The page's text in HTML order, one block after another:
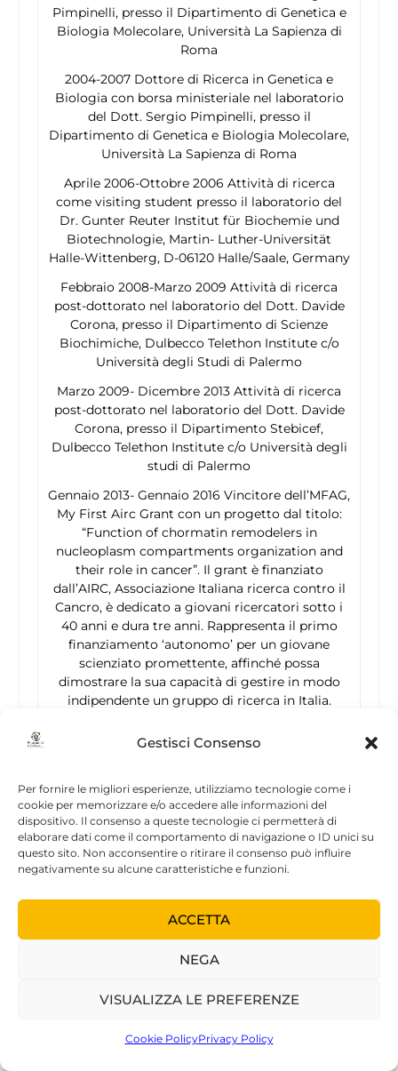
Gestisci Consenso
Per fornire le migliori esperienze, utilizziamo tecnologie come i
cookie per memorizzare e/o accedere alle informazioni del
dispositivo. Il consenso a queste tecnologie ci permetterà di
elaborare dati come il comportamento di navigazione o ID unici su
questo sito. Non acconsentire o ritirare il consenso può influire
negativamente su alcune caratteristiche e funzioni.
ACCETTA
NEGA
VISUALIZZA LE PREFERENZE
Cookie PolicyPrivacy Policy
Pimpinelli, presso il Dipartimento di Genetica e
Biologia Molecolare, Università La Sapienza di
Roma
2004-2007 Dottore di Ricerca in Genetica e
Biologia con borsa ministeriale nel laboratorio
del Dott. Sergio Pimpinelli, presso il
Dipartimento di Genetica e Biologia Molecolare,
Università La Sapienza di Roma
Aprile 2006-Ottobre 2006 Attività di ricerca
come visiting student presso il laboratorio del
Dr. Gunter Reuter Institut für Biochemie und
Biotechnologie, Martin- Luther-Universität
Halle-Wittenberg, D-06120 Halle/Saale, Germany
Febbraio 2008-Marzo 2009 Attività di ricerca
post-dottorato nel laboratorio del Dott. Davide
Corona, presso il Dipartimento di Scienze
Biochimiche, Dulbecco Telethon Institute c/o
Università degli Studi di Palermo
Marzo 2009- Dicembre 2013 Attività di ricerca
post-dottorato nel laboratorio del Dott. Davide
Corona, presso il Dipartimento Stebicef,
Dulbecco Telethon Institute c/o Università degli
studi di Palermo
Gennaio 2013- Gennaio 2016 Vincitore dell’MFAG,
My First Airc Grant con un progetto dal titolo:
“Function of chormatin remodelers in
nucleoplasm compartments organization and
their role in cancer”. Il grant è finanziato
dall’AIRC, Associazione Italiana ricerca contro il
Cancro, è dedicato a giovani ricercatori sotto i
40 anni e dura tre anni. Rappresenta il primo
finanziamento ‘autonomo’ per un giovane
scienziato promettente, affinché possa
dimostrare la sua capacità di gestire in modo
indipendente un gruppo di ricerca in Italia.
Pubblicazioni:
Frank Hortig, Maria Cristina Onorati & Gunter
Reuter (2009) “Retrotransposon silencing and
telomere integrity in somatic cells of
Drosophila depends on the cytosine-5
methyltransferase DNMT2”
Arancio W, Onorati M.C., Collesano M, Bugio G,
Ingrassia A.M.R., Genovese S.I., Fanto M, and
Factor ISWI Functionally Interacts with an
Factors”Genetics. 2010 May;185(1):129-40